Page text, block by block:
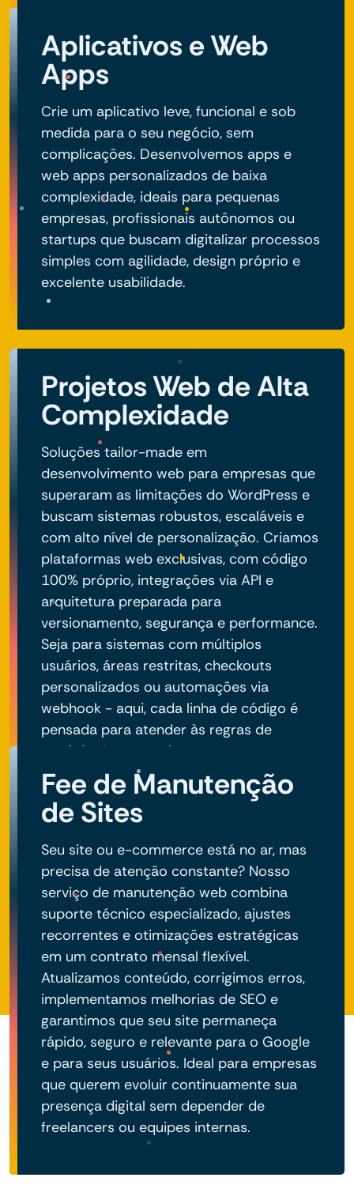
Aplicativos e Web
Apps
Crie um aplicativo leve, funcional e sob
medida para o seu negócio, sem
complicações. Desenvolvemos apps e
web apps personalizados de baixa
complexidade, ideais para pequenas
empresas, profissionais autônomos ou
startups que buscam digitalizar processos
simples com agilidade, design próprio e
excelente usabilidade.
Projetos Web de Alta
Complexidade
Soluções tailor-made em
desenvolvimento web para empresas que
superaram as limitações do WordPress e
buscam sistemas robustos, escaláveis e
com alto nível de personalização. Criamos
plataformas web exclusivas, com código
100% próprio, integrações via API e
arquitetura preparada para
versionamento, segurança e performance.
Seja para sistemas com múltiplos
usuários, áreas restritas, checkouts
personalizados ou automações via
webhook - aqui, cada linha de código é
pensada para atender às regras de
negócio do seu projeto.
Fee de Manutenção
de Sites
Seu site ou e-commerce está no ar, mas
precisa de atenção constante? Nosso
serviço de manutenção web combina
suporte técnico especializado, ajustes
recorrentes e otimizações estratégicas
em um contrato mensal flexível.
Atualizamos conteúdo, corrigimos erros,
implementamos melhorias de SEO e
garantimos que seu site permaneça
rápido, seguro e relevante para o Google
e para seus usuários. Ideal para empresas
que querem evoluir continuamente sua
presença digital sem depender de
freelancers ou equipes internas.